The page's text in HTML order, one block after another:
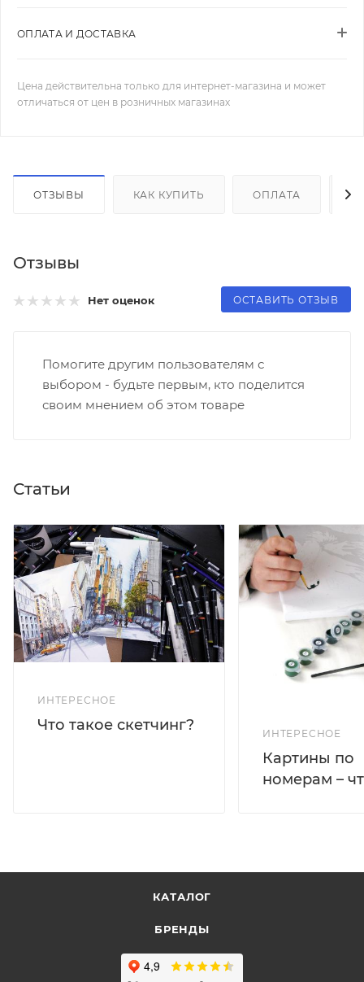
ОПЛАТА И ДОСТАВКА
Цена действительна только для интернет-магазина и может
отличаться от цен в розничных магазинах
ОТЗЫВЫ КАК КУПИТЬ ОПЛАТА
Отзывы
Нет оценок ОСТАВИТЬ ОТЗЫВ
Помогите другим пользователям с
выбором - будьте первым, кто поделится
своим мнением об этом товаре
Статьи
ИНТЕРЕСНОЕ
Что такое скетчинг?
ИНТЕРЕСНОЕ
Картины по
номерам –
КАТАЛОГ
БРЕНДЫ